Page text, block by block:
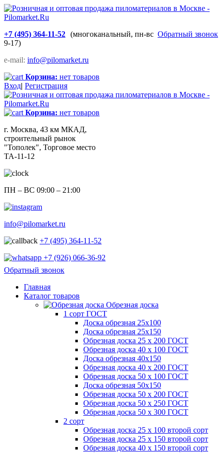
+7 (495) 364-11-52 Обратный звонок
(многоканальный, пн-вс
9-17)
e-mail: info@pilomarket.ru
Корзина: нет товаров
Вход| Регистрация
Корзина: нет товаров
г. Москва, 43 км МКАД,
строительный рынок
"Тополек", Торговое место
ТА-11-12
ПН – ВС 09:00 – 21:00
info@pilomarket.ru
+7 (495) 364-11-52
+7 (926) 066-36-92
Обратный звонок
Главная
Каталог товаров
Обрезная доска
1 сорт ГОСТ
Доска обрезная 25х100
Доска обрезная 25х150
Обрезная доска 25 х 200 ГОСТ
Обрезная доска 40 х 100 ГОСТ
Доска обрезная 40х150
Обрезная доска 40 х 200 ГОСТ
Обрезная доска 50 х 100 ГОСТ
Доска обрезная 50х150
Обрезная доска 50 х 200 ГОСТ
Обрезная доска 50 х 250 ГОСТ
Обрезная доска 50 х 300 ГОСТ
2 сорт
Обрезная доска 25 х 100 второй сорт
Обрезная доска 25 х 150 второй сорт
Обрезная доска 40 х 150 второй сорт